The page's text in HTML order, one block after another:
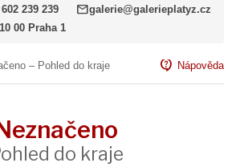
602 239 239 mailgalerie@galerieplatyz.cz
00 Praha 1
– Pohled do kraje contact_support Nápověda
do kraje